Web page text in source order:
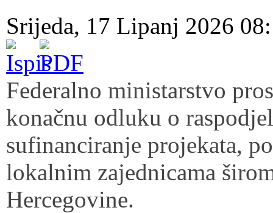
Srijeda, 17 Lipanj 2026
Federalno ministarstvo
konačnu odluku o
sufinanciranje projekata,
lokalnim zajednicama
Hercegovine.